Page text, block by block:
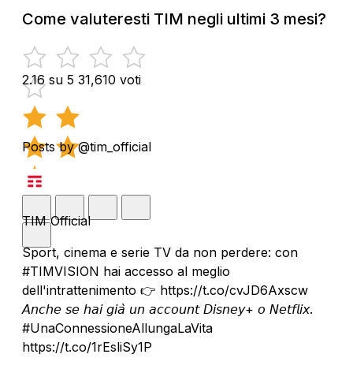
Come valuteresti TIM negli ultimi 3 mesi?
2.16 su 5 31,610 voti
Posts by @tim_official
TIM Official
Sport, cinema e serie TV da non perdere: con
#TIMVISION hai accesso al meglio
dell'intrattenimento 👉 https://t.co/cvJD6Axscw
𝘈𝘯𝘤𝘩𝘦 𝘴𝘦 𝘩𝘢𝘪 𝘨𝘪𝘢̀ 𝘶𝘯 𝘢𝘤𝘤𝘰𝘶𝘯𝘵 𝘋𝘪𝘴𝘯𝘦𝘺+ 𝘰 𝘕𝘦𝘵𝘧𝘭𝘪𝘹.
#UnaConnessioneAllungaLaVita
https://t.co/1rEsliSy1P